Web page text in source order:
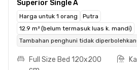
Superior Single A
Harga untuk 1 orang
Putra
12.9 m² (belum termasuk luas k. mandi)
Tambahan penghuni tidak diperbolehkan
Full Size Bed 120x200